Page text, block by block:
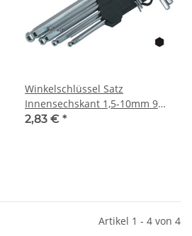
Winkelschlüssel Satz
Innensechskant 1,5-10mm 9
teilig
2,83 € *
Artikel 1 - 4 von 4